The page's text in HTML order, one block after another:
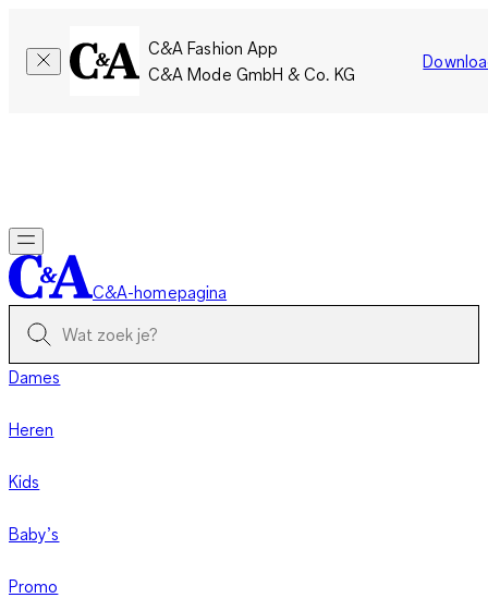
C&A Fashion App
C&A Mode GmbH & Co. KG
C&A-homepagina
Dames
Heren
Kids
Baby’s
Promo